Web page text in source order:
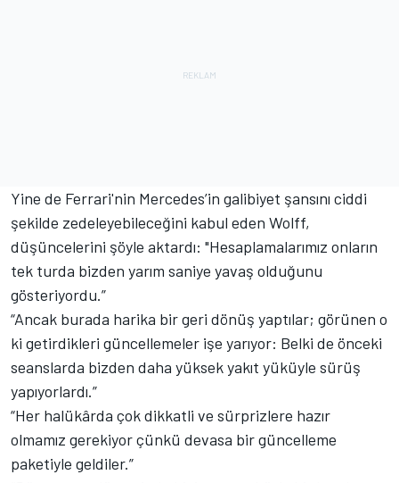
Yine de Ferrari'nin Mercedes’in galibiyet şansını ciddi
şekilde zedeleyebileceğini kabul eden Wolff,
düşüncelerini şöyle aktardı: "Hesaplamalarımız onların
tek turda bizden yarım saniye yavaş olduğunu
gösteriyordu.”
“Ancak burada harika bir geri dönüş yaptılar; görünen o
ki getirdikleri güncellemeler işe yarıyor: Belki de önceki
seanslarda bizden daha yüksek yakıt yüküyle sürüş
yapıyorlardı.”
“Her halükârda çok dikkatli ve sürprizlere hazır
olmamız gerekiyor çünkü devasa bir güncelleme
paketiyle geldiler.”